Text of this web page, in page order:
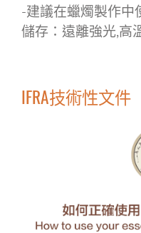
-建議在蠟燭製作中
儲存：遠離強光,高
IFRA技術性文件